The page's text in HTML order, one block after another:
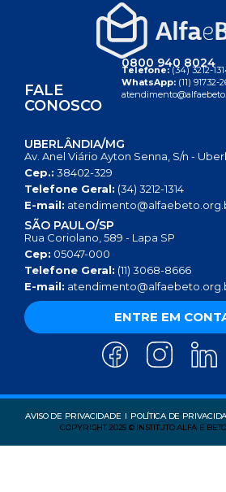
FALE
CONOSCO
0800 940 8024
Telefone:(34) 3212-
WhatsApp: (11) 91732-
UBERLÂNDIA/MG
Av. Anel Viário Ayton Senna, S/n -
Cep.: 38402-329
Telefone Geral: (34) 3212-1314
E-mail:
SÃO PAULO/SP
Rua Coriolano, 589 - Lapa SP
Cep: 05047-000
Telefone Geral: (11) 3068-8666
E-mail:
ENTRE EM
AVISO DE PRIVACIDADE POLÍTICA DE
COPYRIGHT 2025 © INSTITUTO ALFA E